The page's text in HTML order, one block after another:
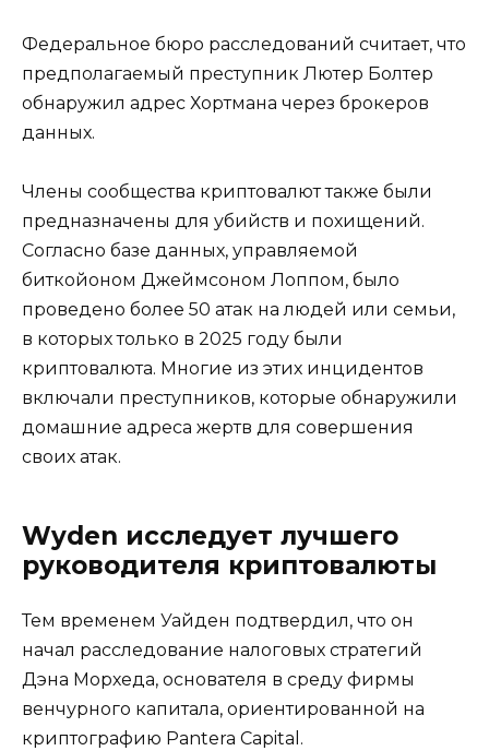
Федеральное бюро расследований считает, что
предполагаемый преступник Лютер Болтер
обнаружил адрес Хортмана через брокеров
данных.
Члены сообщества криптовалют также были
предназначены для убийств и похищений.
Согласно базе данных, управляемой
биткойоном Джеймсоном Лоппом, было
проведено более 50 атак на людей или семьи,
в которых только в 2025 году были
криптовалюта. Многие из этих инцидентов
включали преступников, которые обнаружили
домашние адреса жертв для совершения
своих атак.
Wyden исследует лучшего
руководителя криптовалюты
Тем временем Уайден подтвердил, что он
начал расследование налоговых стратегий
Дэна Морхеда, основателя в среду фирмы
венчурного капитала, ориентированной на
криптографию Pantera Capital.